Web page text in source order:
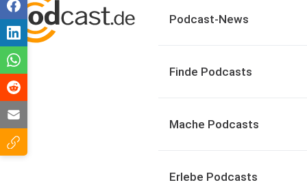
Podcast-News
Finde Podcasts
Mache Podcasts
Erlebe Podcasts